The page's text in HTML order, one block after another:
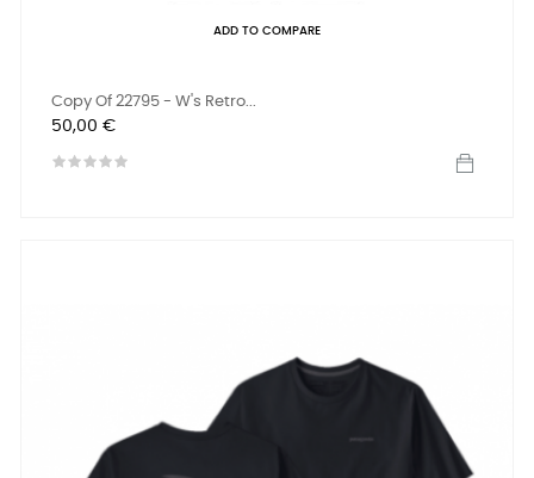
ADD TO COMPARE
Copy Of 22795 - W's Retro...
Preis
50,00 €